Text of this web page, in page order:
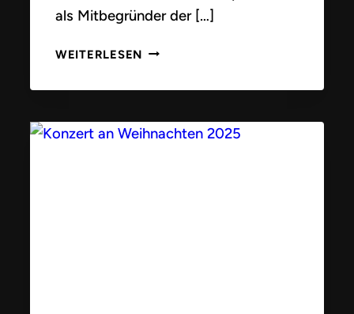
als Mitbegründer der […]
WEITERLESEN SCHILLER